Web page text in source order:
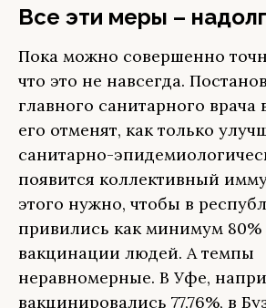
Все эти меры –
Пока можно совершенно
что это не навсегда.
главного санитарного врача
его отменят, как только
санитарно-
появится коллективный
этого нужно, чтобы в
привились как минимум
вакцинации людей. А темпы
неравномерные. В Уфе,
вакцинировались 77,76%, в